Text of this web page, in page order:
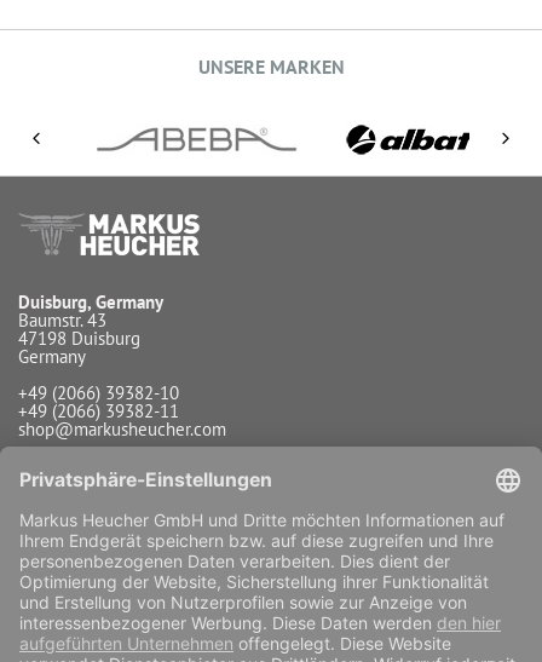
UNSERE MARKEN
Duisburg, Germany
Baumstr. 43
47198 Duisburg
Germany
+49 (2066) 39382-10
+49 (2066) 39382-11
shop@markusheucher.com
Info / Service
Zahlungsarten
Versandarten